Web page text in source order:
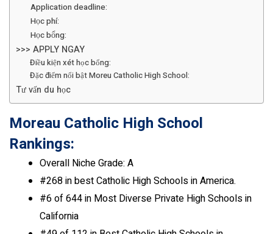
Application deadline:
Học phí:
Học bổng:
>>> APPLY NGAY
Điều kiện xét học bổng:
Đặc điểm nổi bật Moreu Catholic High School:
Tư vấn du học
Moreau Catholic High School
Rankings:
Overall Niche Grade: A
#268 in best Catholic High Schools in America.
#6of 644 in Most Diverse Private High Schools in
California